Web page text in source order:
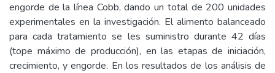
engorde de la línea Cobb, dando un total de 200 unidades
experimentales en la investigación. El alimento balanceado
para cada tratamiento se les suministro durante 42 días
(tope máximo de producción), en las etapas de iniciación,
crecimiento, y engorde. En los resultados de los análisis de